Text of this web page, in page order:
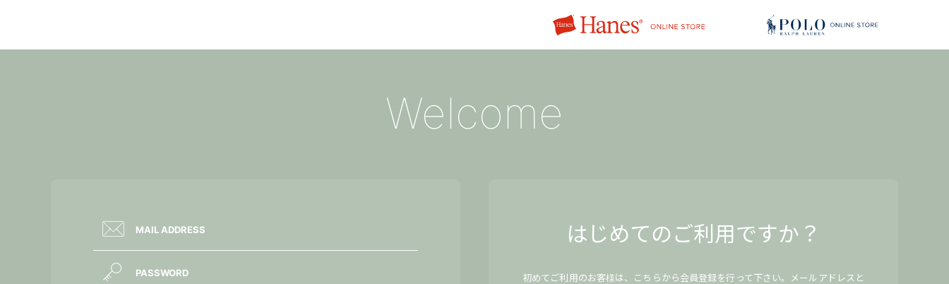
Welcome
はじめてのご利用ですか？
初めてご利用のお客様は、こちらから会員登録を行って下さい。メールアドレスと